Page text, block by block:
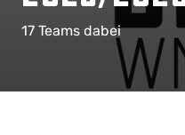
17 Teams dabei